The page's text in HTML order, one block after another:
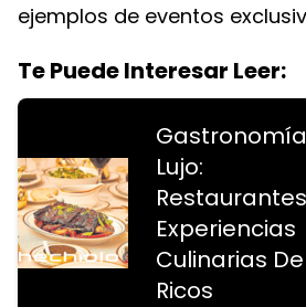
ejemplos de eventos
Te Puede Interesar Leer:
Lujo:
Experiencias
Culinarias De
Ricos